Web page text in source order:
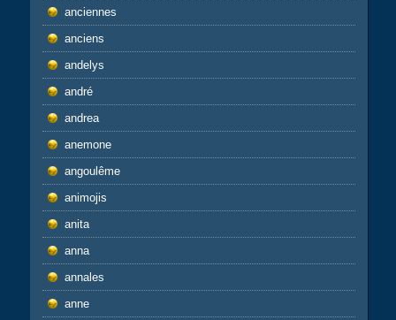
anciennes
anciens
andelys
andré
andrea
anemone
angoulême
animojis
anita
anna
annales
anne